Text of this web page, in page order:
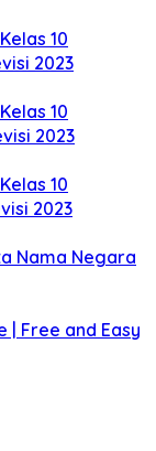
10
2023
10
2023
10
2023
Nama Negara
| Free and Easy